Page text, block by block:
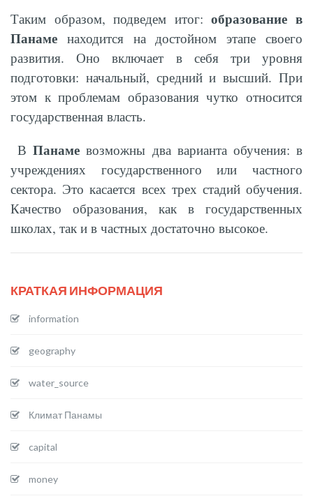
Таким образом, подведем итог:образование в
Панаме находится на достойном этапе своего
развития. Оно включает в себя три уровня
подготовки: начальный, средний и высший. При
этом к проблемам образования чутко относится
государственная власть.
ВПанаме возможны два варианта обучения: в
учреждениях государственного или частного
сектора. Это касается всех трех стадий обучения.
Качество образования, как в государственных
школах, так и в частных достаточно высокое.
КРАТКАЯ ИНФОРМАЦИЯ
information
geography
water_source
Климат Панамы
capital
money